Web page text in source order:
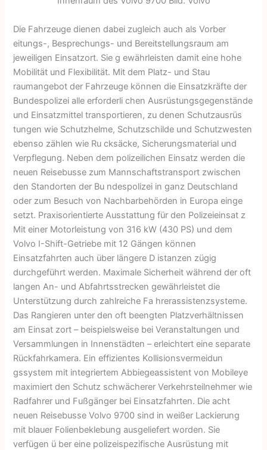
Die Fahrzeuge dienen dabei zugleich auch als Vorber
eitungs-, Besprechungs- und Bereitstellungsraum am
jeweiligen Einsatzort. Sie g ewährleisten damit eine hohe
Mobilität und Flexibilität. Mit dem Platz- und Stau
raumangebot der Fahrzeuge können die Einsatzkräfte der
Bundespolizei alle erforderli chen Ausrüstungsgegenstände
und Einsatzmittel transportieren, zu denen Schutzausrüs
tungen wie Schutzhelme, Schutzschilde und Schutzwesten
ebenso zählen wie Ru cksäcke, Sicherungsmaterial und
Verpflegung. Neben dem polizeilichen Einsatz werden die
neuen Reisebusse zum Mannschaftstransport zwischen
den Standorten der Bu ndespolizei in ganz Deutschland
oder zum Besuch von Nachbarbehörden in Europa einge
setzt. Praxisorientierte Ausstattung für den Polizeieinsat z
Mit einer Motorleistung von 316 kW (430 PS) und dem
Volvo I-Shift-Getriebe mit 12 Gängen können
Einsatzfahrten auch über längere D istanzen zügig
durchgeführt werden. Maximale Sicherheit während der oft
langen An- und Abfahrtsstrecken gewährleistet die
Unterstützung durch zahlreiche Fa hrerassistenzsysteme.
Das Rangieren unter den oft beengten Platzverhältnissen
am Einsat zort – beispielsweise bei Veranstaltungen und
Versammlungen in Innenstädten – erleichtert eine separate
Rückfahrkamera. Ein effizientes Kollisionsvermeidun
gssystem mit integriertem Abbiegeassistent von Mobileye
maximiert den Schutz schwächerer Verkehrsteilnehmer wie
Radfahrer und Fußgänger bei Einsatzfahrten. Die acht
neuen Reisebusse Volvo 9700 sind in weißer Lackierung
mit blauer Folienbeklebung ausgeliefert worden. Sie
verfügen ü ber eine polizeispezifische Ausrüstung mit